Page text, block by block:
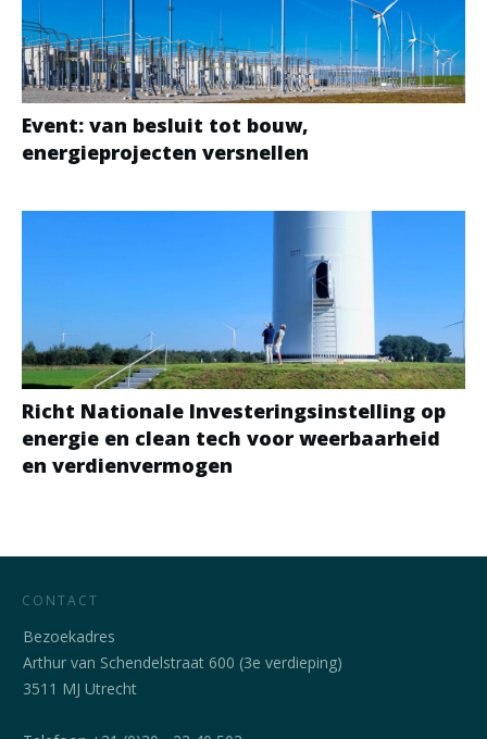
Event: van besluit tot bouw,
energieprojecten versnellen
Richt Nationale Investeringsinstelling op
energie en clean tech voor weerbaarheid
en verdienvermogen
CONTACT
Bezoekadres
Arthur van Schendelstraat 600 (3e verdieping)
3511 MJ Utrecht